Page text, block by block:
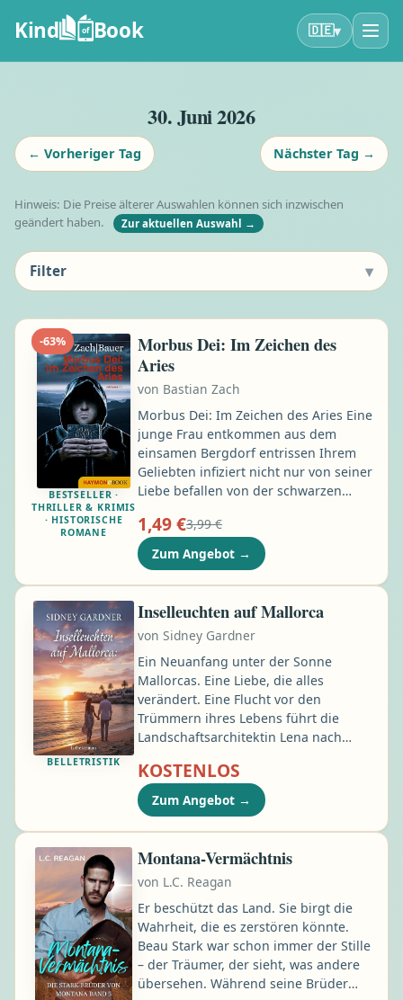
Kind of Book 🇩🇪▾
← Vorheriger Tag
30. Juni 2026
Nächster Tag →
Hinweis: Die Preise älterer Auswahlen können sich inzwischen
geändert haben.
Zur aktuellen Auswahl →
-63%
BESTSELLER ·
THRILLER & KRIMIS
· HISTORISCHE
ROMANE
Morbus Dei: Im Zeichen des
Aries
von Bastian Zach
Morbus Dei: Im Zeichen des Aries Eine
junge Frau entkommen aus dem
einsamen Bergdorf entrissen Ihrem
Geliebten infiziert nicht nur von seiner
Liebe befallen von der schwarzen
Schlüssel zum dunklen Geheimnis?
Österreich, 1704: Die junge Elisabeth
befindet sich in den Händen des
französischen Generals Gamelin, der
dunkle Pläne mit ihr verfolgt - Pläne,
die nicht nur sie in Gefahr bringen,
sondern auch das gesamte
Habsburgerreich bedrohen …
1,49 €3,99 €
Zum Angebot →
BELLETRISTIK
Inselleuchten auf Mallorca
von Sidney Gardner
Ein Neuanfang unter der Sonne
Mallorcas. Eine Liebe, die alles
verändert. Eine Flucht vor den
Trümmern ihres Lebens führt die
Landschaftsarchitektin Lena nach
sie impulsiv die Finca Son Viento – ein
verfallenes Anwesen im rauen
Hinterland, das für sie die letzte
Hoffnung auf Heilung und einen
Neuanfang bedeutet …
KOSTENLOS
Zum Angebot →
Montana-Vermächtnis
von L.C. Reagan
Er beschützt das Land. Sie birgt die
Wahrheit, die es zerstören könnte.
Beau Stark war schon immer der Stille
– der Träumer, der sieht, was andere
übersehen. Während seine Brüder
Filter ▾